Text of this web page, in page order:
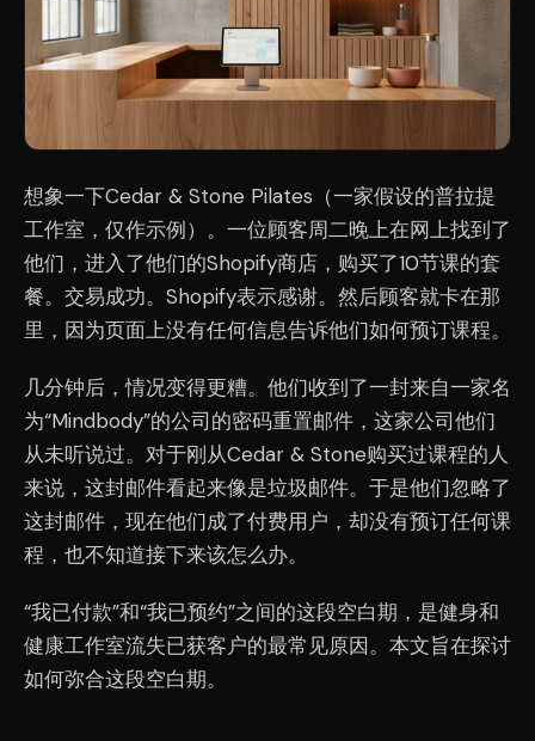
想象一下Cedar & Stone Pilates（一家假设的普拉提
工作室，仅作示例）。一位顾客周二晚上在网上找到了
他们，进入了他们的Shopify商店，购买了10节课的套
餐。交易成功。Shopify表示感谢。然后顾客就卡在那
里，因为页面上没有任何信息告诉他们如何预订课程。
几分钟后，情况变得更糟。他们收到了一封来自一家名
为“Mindbody”的公司的密码重置邮件，这家公司他们
从未听说过。对于刚从Cedar & Stone购买过课程的人
来说，这封邮件看起来像是垃圾邮件。于是他们忽略了
这封邮件，现在他们成了付费用户，却没有预订任何课
程，也不知道接下来该怎么办。
“我已付款”和“我已预约”之间的这段空白期，是健身和
健康工作室流失已获客户的最常见原因。本文旨在探讨
如何弥合这段空白期。